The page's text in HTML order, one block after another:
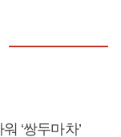
‘쌍두마차’